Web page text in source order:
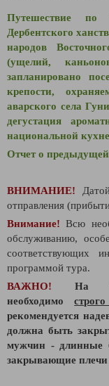
Путешествие по
Дербентского
народов
(ущелий,
запланировано
крепости,
аварского села
дегустация
национальной
Отчет о предыдущей
ВНИМАНИЕ!
отправления
Внимание! Всю
обслуживанию,
соответствующих
программой тура.
ВАЖНО!
На
необходимо
рекомендуется
должна быть
мужчин - длинные
закрывающие плечи